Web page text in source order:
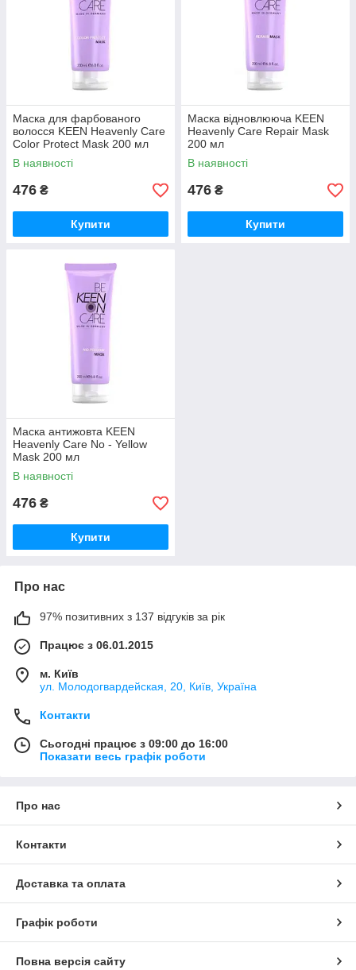
Маска для фарбованого
волосся KEEN Heavenly Care
Color Protect Mask 200 мл
В наявності
476 ₴
Купити
Маска відновлююча KEEN
Heavenly Care Repair Mask
200 мл
В наявності
476 ₴
Купити
Маска антижовта KEEN
Heavenly Care No - Yellow
Mask 200 мл
В наявності
476 ₴
Купити
Про нас
97% позитивних з 137 відгуків за рік
Працює з 06.01.2015
м. Київ
ул. Молодогвардейская, 20, Київ, Україна
Контакти
Сьогодні працює з 09:00 до 16:00
Показати весь графік роботи
Про нас
Контакти
Доставка та оплата
Графік роботи
Повна версія сайту